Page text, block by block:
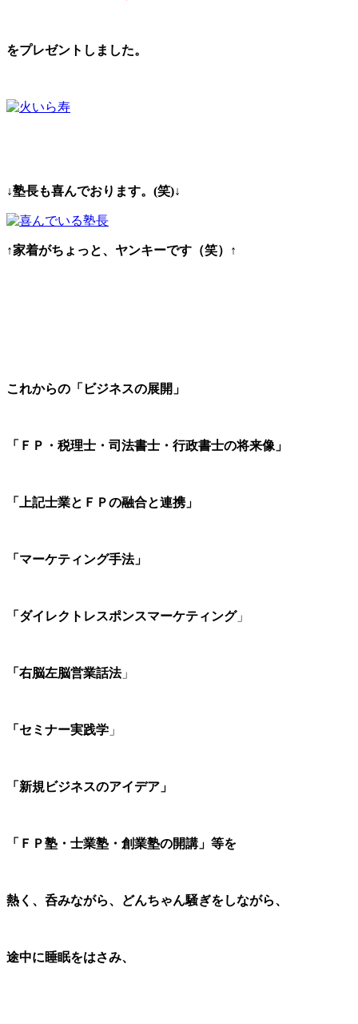
をプレゼントしました。
↓塾長も喜んでおります。(笑)↓
↑家着がちょっと、ヤンキーです（笑） ↑
これからの「ビジネスの展開」
「ＦＰ・税理士・司法書士・行政書士の将来像 」
「上記士業とＦＰの融合と連携」
「マーケティング手法」
「ダイレクトレスポンスマーケティング」
「右脳左脳営業話法」
「セミナー実践学 」
「新規ビジネスのアイデア」
「ＦＰ塾・士業塾・創業塾の開講」等を
熱く 、呑みながら、どんちゃん騒ぎをしながら、
途中に睡眠をはさみ、